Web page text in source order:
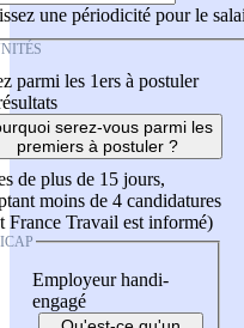
une périodicité pour le
parmi les 1ers à postuler
serez-vous parmi les
premiers à postuler ?
de plus de 15 jours,
moins de 4 candidatures
France Travail est informé)
Employeur handi-
engagé